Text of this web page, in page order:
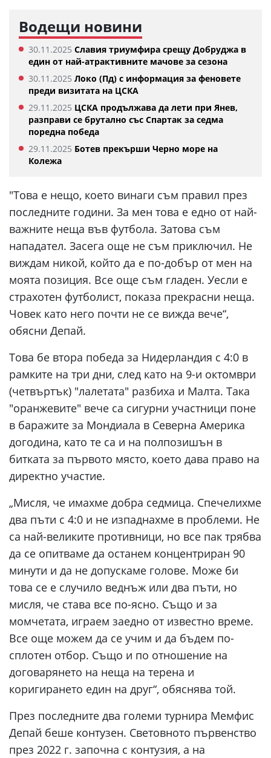
Водещи новини
30.11.2025 Славия триумфира срещу Добруджа в
един от най-атрактивните мачове за сезона
30.11.2025 Локо (Пд) с информация за феновете
преди визитата на ЦСКА
29.11.2025 ЦСКА продължава да лети при Янев,
разправи се брутално със Спартак за седма
поредна победа
29.11.2025 Ботев прекърши Черно море на
Колежа
"Това е нещо, което винаги съм правил през
последните години. За мен това е едно от най-
важните неща във футбола. Затова съм
нападател. Засега още не съм приключил. Не
виждам никой, който да е по-добър от мен на
моята позиция. Все още съм гладен. Уесли е
страхотен футболист, показа прекрасни неща.
Човек като него почти не се вижда вече“,
обясни Депай.
Това бе втора победа за Нидерландия с 4:0 в
рамките на три дни, след като на 9-и октомври
(четвъртък) "лалетата" разбиха и Малта. Така
"оранжевите" вече са сигурни участници поне
в баражите за Мондиала в Северна Америка
догодина, като те са и на полпозишън в
битката за първото място, което дава право на
директно участие.
„Мисля, че имахме добра седмица. Спечелихме
два пъти с 4:0 и не изпаднахме в проблеми. Не
са най-великите противници, но все пак трябва
да се опитваме да останем концентриран 90
минути и да не допускаме голове. Може би
това се е случило веднъж или два пъти, но
мисля, че става все по-ясно. Също и за
момчетата, играем заедно от известно време.
Все още можем да се учим и да бъдем по-
сплотен отбор. Също и по отношение на
договарянето на неща на терена и
коригирането един на друг“, обяснява той.
През последните два големи турнира Мемфис
Депай беше контузен. Световното първенство
през 2022 г. започна с контузия, а на